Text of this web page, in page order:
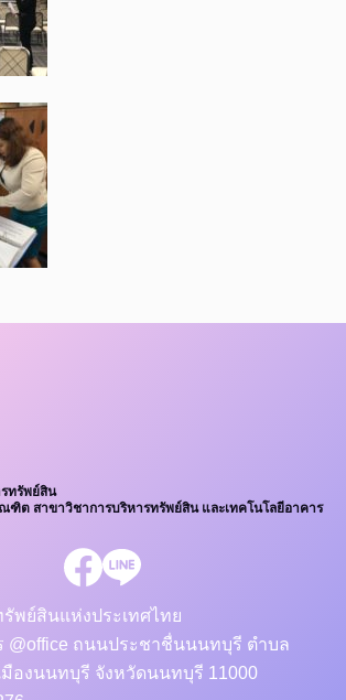
ทรัพย์สิน
ฑิต สาขาวิชาการบริหารทรัพย์สิน และเทคโนโลยีอาคาร
พย์สินแห่งประเทศไทย
@office ถนนประชาชื่นนนทบุรี ตำบล
มืองนนทบุรี จังหวัดนนทบุรี 11000